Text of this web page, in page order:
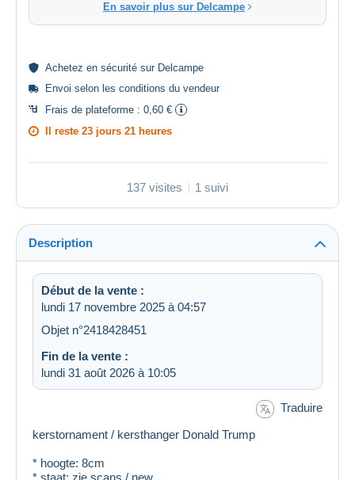
En savoir plus sur Delcampe
Achetez en sécurité sur Delcampe
Envoi selon les conditions du vendeur
Frais de plateforme : 0,60 €
Il reste 23 jours 21 heures
137 visites 1 suivi
Description
Début de la vente :
lundi 17 novembre 2025 à 04:57
Objet n°2418428451
Fin de la vente :
lundi 31 août 2026 à 10:05
Traduire
kerstornament / kersthanger Donald Trump
* hoogte: 8cm
* staat: zie scans / new